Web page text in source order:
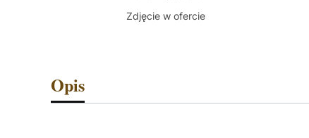
Zdjęcie w ofercie
Opis